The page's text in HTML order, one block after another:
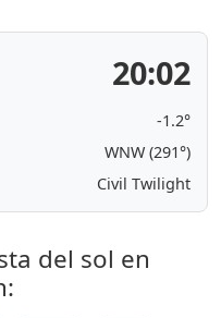
20:02
-1.2°
WNW (291°)
Civil Twilight
del sol en